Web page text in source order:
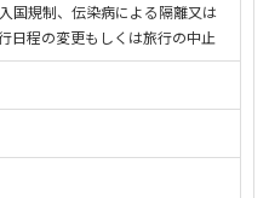
国規制、伝染病による隔離又は
日程の変更もしくは旅行の中止